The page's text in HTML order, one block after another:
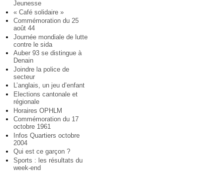
Jeunesse
« Café solidaire »
Commémoration du 25
août 44
Journée mondiale de lutte
contre le sida
Auber 93 se distingue à
Denain
Joindre la police de
secteur
L’anglais, un jeu d’enfant
Elections cantonale et
régionale
Horaires OPHLM
Commémoration du 17
octobre 1961
Infos Quartiers octobre
2004
Qui est ce garçon ?
Sports : les résultats du
week-end